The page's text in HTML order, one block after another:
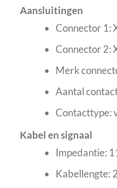
Aansluitingen
Connector 1:
Connector 2:
Merk
Aantal
Contacttype:
Kabel en signaal
Impedantie:
Kabellengte: